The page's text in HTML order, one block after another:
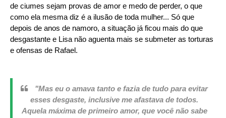
de ciumes sejam provas de amor e medo de perder, o que
como ela mesma diz é a ilusão de toda mulher... Só que
depois de anos de namoro, a situação já ficou mais do que
desgastante e Lisa não aguenta mais se submeter as torturas
e ofensas de Rafael.
"Mas eu o amava tanto e fazia de tudo para evitar
esses desgaste, inclusive me afastava de todos.
Aquela máxima de primeiro amor, que você não sabe